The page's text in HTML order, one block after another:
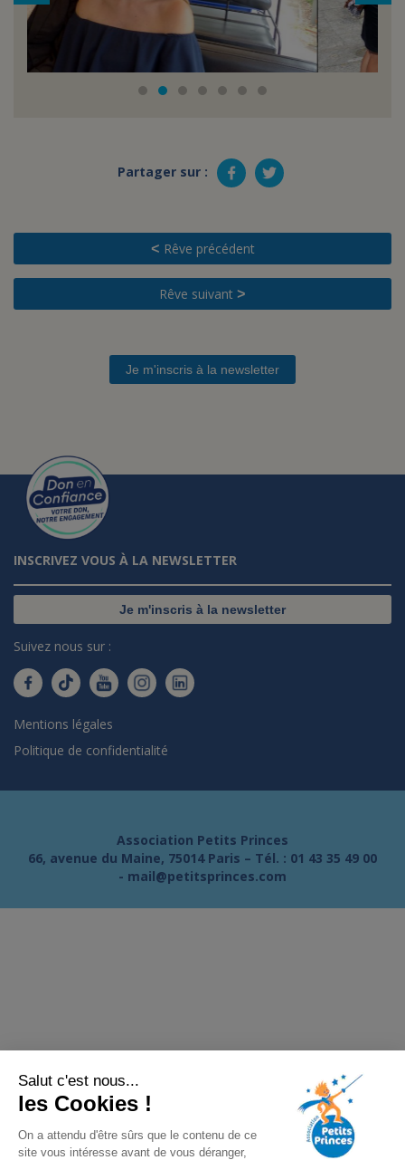
Salut c'est nous...
les Cookies !
On a attendu d'être sûrs que le contenu de ce
site vous intéresse avant de vous déranger,
Partager sur :
< Rêve précédent
Rêve suivant >
Je m'inscris à la newsletter
INSCRIVEZ VOUS À LA NEWSLETTER
Je m'inscris à la newsletter
Suivez nous sur :
Mentions légales
Politique de confidentialité
Association Petits Princes
66, avenue du Maine, 75014 Paris – Tél. : 01 43 35 49 00
- mail@petitsprinces.com